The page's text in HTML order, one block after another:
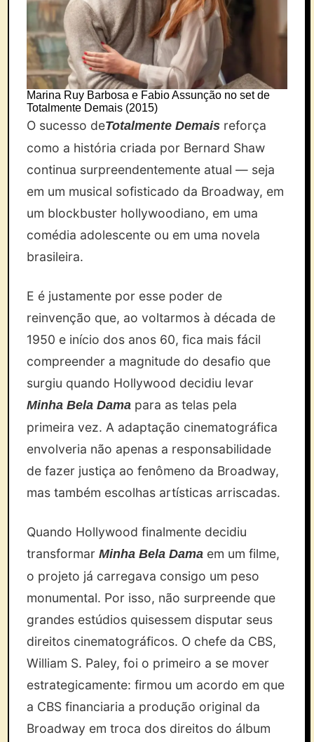
Marina Ruy Barbosa e Fabio Assunção no set de
Totalmente Demais (2015)
O sucesso deTotalmente Demais reforça
como a história criada por Bernard Shaw
continua surpreendentemente atual — seja
em um musical sofisticado da Broadway, em
um blockbuster hollywoodiano, em uma
comédia adolescente ou em uma novela
brasileira.
E é justamente por esse poder de
reinvenção que, ao voltarmos à década de
1950 e início dos anos 60, fica mais fácil
compreender a magnitude do desafio que
surgiu quando Hollywood decidiu levar
Minha Bela Dama para as telas pela
primeira vez. A adaptação cinematográfica
envolveria não apenas a responsabilidade
de fazer justiça ao fenômeno da Broadway,
mas também escolhas artísticas arriscadas.
Quando Hollywood finalmente decidiu
transformarMinha Bela Dama em um filme,
o projeto já carregava consigo um peso
monumental. Por isso, não surpreende que
grandes estúdios quisessem disputar seus
direitos cinematográficos. O chefe da CBS,
William S. Paley, foi o primeiro a se mover
estrategicamente: firmou um acordo em que
a CBS financiaria a produção original da
Broadway em troca dos direitos do álbum